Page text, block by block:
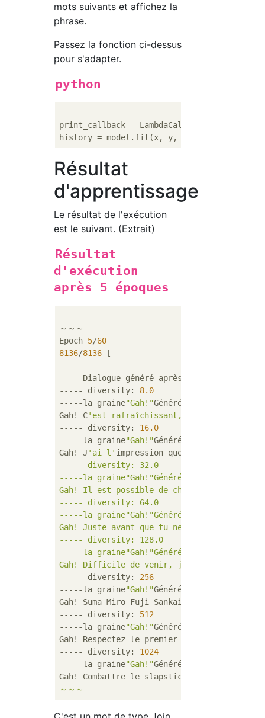
mots suivants et affichez la
phrase.
Passez la fonction ci-dessus
pour s'adapter.
python
print_callback =
history = model.fit(x, y, batch_size=
Résultat
d'apprentissage
Le résultat de l'exécution
est le suivant. (Extrait)
Résultat
d'exécution
après 5 époques
～～～
Epoch 5/60
8136/8136
-----Dialogue généré après
----- diversity: 8.0
-----la graine"Gah!"Généré par:
Gah! C'est rafraîchissant, tout le monde s'
----- diversity: 16.0
-----la graine"Gah!"Généré par:
Gah! J 'ai l' impression que je vais t
----- diversity: 32.0
-----la graine"Gah!"Généré par:
Gah! Il est possible de chercher un
----- diversity: 64.0
-----la graine"Gah!"Généré par:
Gah! Juste avant que tu ne le saches, un
----- diversity: 128.0
-----la graine"Gah!"Généré par:
Gah! Difficile de venir, je suis désolé
----- diversity: 256
-----la graine"Gah!"Généré par:
Gah! Suma Miro Fuji Sankai Venezia Jornot
----- diversity: 512
-----la graine"Gah!"Généré par:
Gah! Respectez le premier courage
----- diversity: 1024
-----la graine"Gah!"Généré par:
Gah! Combattre le slapstick de requin F,